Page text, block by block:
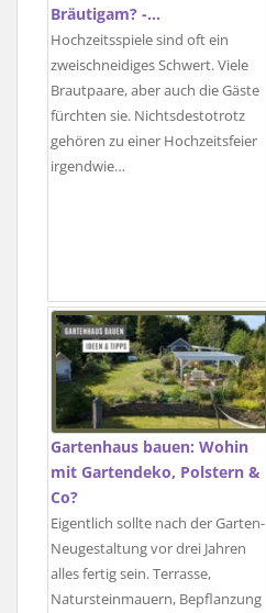
Bräutigam? -…
Hochzeitsspiele sind oft ein
zweischneidiges Schwert. Viele
Brautpaare, aber auch die Gäste
fürchten sie. Nichtsdestotrotz
gehören zu einer Hochzeitsfeier
irgendwie…
Gartenhaus bauen: Wohin
mit Gartendeko, Polstern &
Co?
Eigentlich sollte nach der Garten-
Neugestaltung vor drei Jahren
alles fertig sein. Terrasse,
Natursteinmauern, Bepflanzung